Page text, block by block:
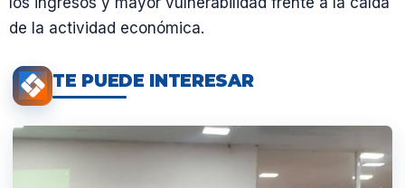
de la actividad económica.
TE PUEDE INTERESAR